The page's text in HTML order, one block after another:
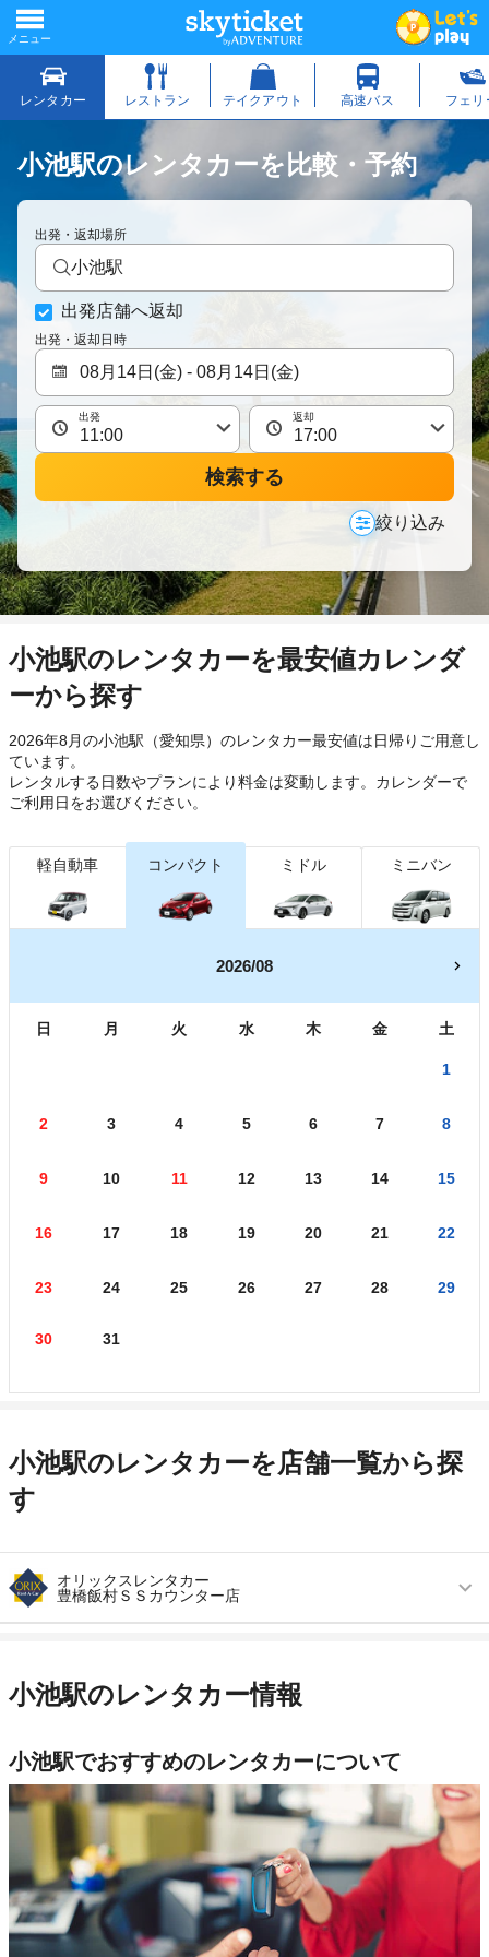
小池駅のレンタカーを比較・予約
出発・返却場所
小池駅
出発店舗へ返却
出発・返却日時
出発 返却
検索する
絞り込み
小池駅のレンタカーを最安値カレンダ
ーから探す
2026年8月の小池駅（愛知県）のレンタカー最安値は日帰り ご用意し
ています。
レンタルする日数やプランにより料金は変動します。カレンダーで
ご利用日をお選びください。
軽自動車 コンパクト ミドル ミニバン
2026/08
日 月 火 水 木 金 土
1
2 3 4 5 6 7 8
9 10 11 12 13 14 15
16 17 18 19 20 21 22
23 24 25 26 27 28 29
30 31
小池駅のレンタカーを店舗一覧から探
す
オリックスレンタカー
豊橋飯村ＳＳカウンター店
アクセス 柳生橋駅より徒歩で約42分（送迎なし）
店舗詳細 店舗詳細ページはこちら
この店舗でレンタカーを探す
小池駅のレンタカー情報
小池駅でおすすめのレンタカーについて